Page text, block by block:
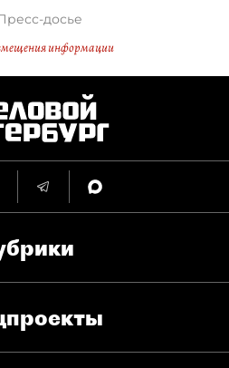
досье
информации